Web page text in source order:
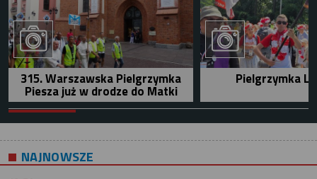
315. Warszawska Pielgrzymka
Piesza już w drodze do Matki
Pielgrzymka
NAJNOWSZE